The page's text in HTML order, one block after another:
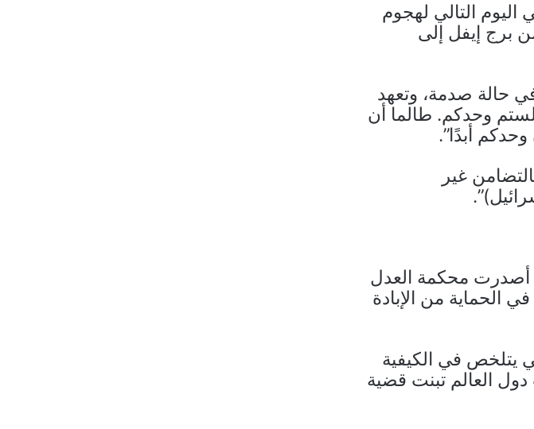
التالي لهجوم
برج إيفل إلى
حالة صدمة، وتعهد
لستم وحدكم. طالما أن
أبدًا”.
غير
أصدرت محكمة العدل
الحماية من الإبادة
يتلخص في الكيفية
دول العالم تبنت قضية